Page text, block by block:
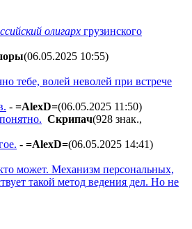
олигарх грузинского
(06.05.2025 10:55)
тебе, волей неволей при встрече
- =AlexD=(06.05.2025 11:50)
Cкpипaч(928 знак.,
- =AlexD=(06.05.2025 14:41)
может. Механизм персональных,
такой метод ведения дел. Но не